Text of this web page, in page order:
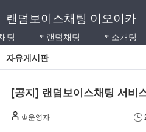
랜덤보이스채팅 이오이카
팅 * 랜덤채팅 * 소개팅
자유게시판
[공지] 랜덤보이스채팅 서비
♔운영자